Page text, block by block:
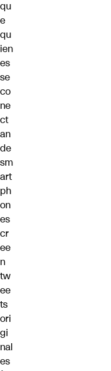
qu
e
qu
ien
es
se
co
ne
ct
an
de
sm
art
ph
on
es
cr
ee
n
tw
ee
ts
ori
gi
nal
es